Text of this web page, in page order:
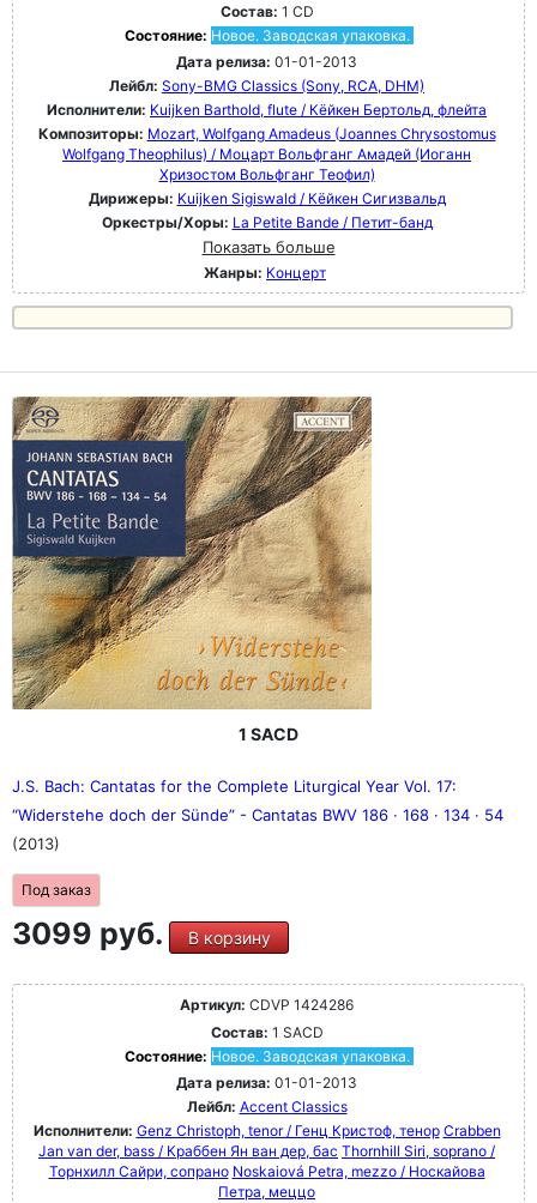
Состав: 1 CD
Состояние: Новое. Заводская упаковка.
Дата релиза: 01-01-2013
Лейбл: Sony-BMG Classics (Sony, RCA, DHM)
Исполнители: Kuijken Barthold, flute / Кёйкен Бертольд, флейта
Композиторы: Mozart, Wolfgang Amadeus (Joannes Chrysostomus
Wolfgang Theophilus) / Моцарт Вольфганг Амадей (Иоганн
Хризостом Вольфганг Теофил)
Дирижеры: Kuijken Sigiswald / Кёйкен Сигизвальд
Оркестры/Хоры: La Petite Bande / Петит-банд
Показать больше
Жанры: Концерт
1 SACD
J.S. Bach: Cantatas for the Complete Liturgical Year Vol. 17:
“Widerstehe doch der Sünde” - Cantatas BWV 186 · 168 · 134 · 54
(2013)
Под заказ
3099 руб. В корзину
Артикул: CDVP 1424286
Состав: 1 SACD
Состояние: Новое. Заводская упаковка.
Дата релиза: 01-01-2013
Лейбл: Accent Classics
Исполнители: Genz Christoph, tenor / Генц Кристоф, тенор Crabben
Jan van der, bass / Краббен Ян ван дер, бас Thornhill Siri, soprano /
Торнхилл Сайри, сопрано Noskaiová Petra, mezzo / Носкайова
Петра, меццо